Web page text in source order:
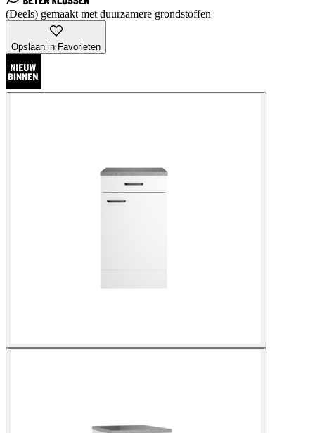
(Deels) gemaakt met duurzamere grondstoffen
Opslaan in Favorieten